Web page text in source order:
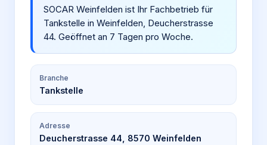
SOCAR Weinfelden ist Ihr Fachbetrieb für
Tankstelle in Weinfelden, Deucherstrasse
44. Geöffnet an 7 Tagen pro Woche.
Branche
Tankstelle
Adresse
Deucherstrasse 44, 8570 Weinfelden